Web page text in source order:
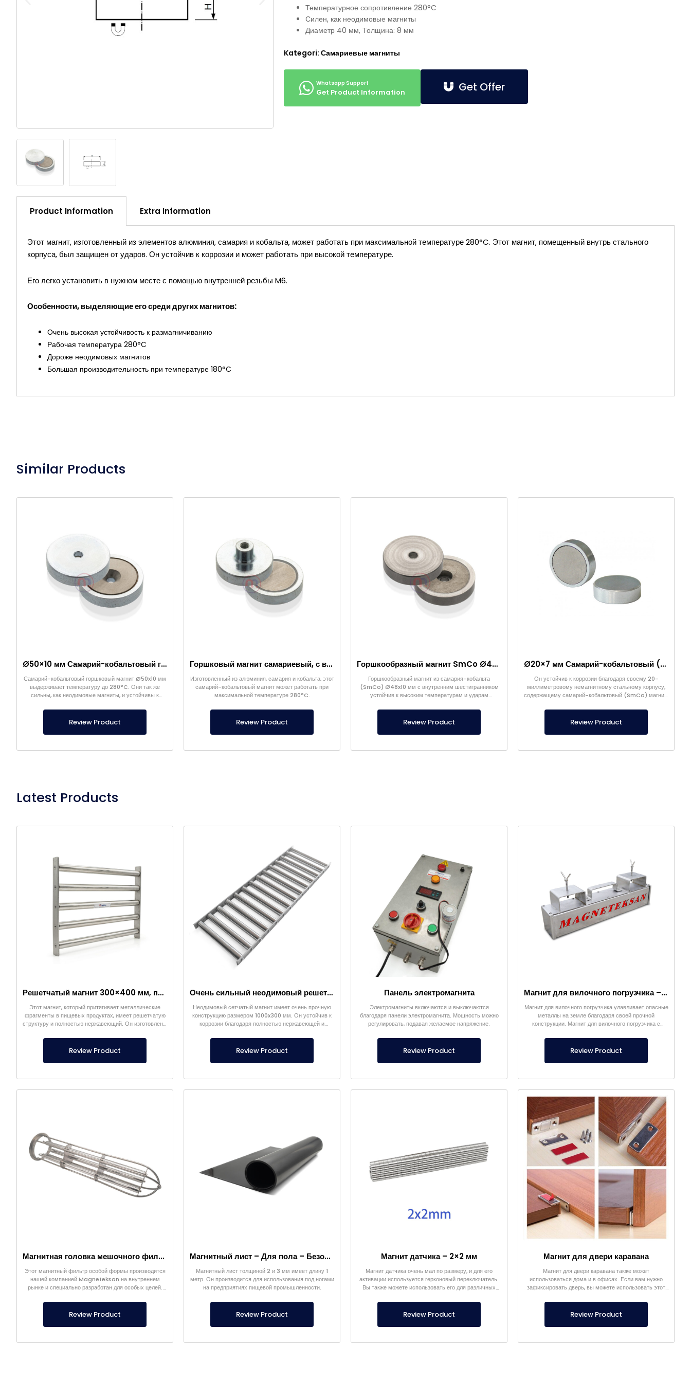
Температурное сопротивление 280°C
Силен, как неодимовые магниты
Диаметр 40 мм, Толщина: 8 мм
Kategori: Самариевые магниты
Get Product Information Get Offer
Product Information Extra Information
Этот магнит, изготовленный из элементов алюминия, самария и кобальта, может работать при максимальной температуре 280°C. Этот магнит, помещенный внутрь стального
корпуса, был защищен от ударов. Он устойчив к коррозии и может работать при высокой температуре.
Его легко установить в нужном месте с помощью внутренней резьбы M6.
Особенности, выделяющие его среди других магнитов:
Очень высокая устойчивость к размагничиванию
Рабочая температура 280°C
Дороже неодимовых магнитов
Большая производительность при температуре 180°C
Similar Products
Ø50×10 мм Самарий-кобальтовый горшковый магнит
Самарий-кобальтовый горшковый магнит Ø50x10 мм
выдерживает температуру до 280°C. Они так же
сильны, как неодимовые магниты, и устойчивы к
Review Product
Горшковый магнит самариевый, с внутренней резьбой, Ø40×10 мм
Изготовленный из алюминия, самария и кобальта, этот
самарий-кобальтовый магнит может работать при
максимальной температуре 280°C.
Review Product
Горшкообразный магнит SmCo Ø48×10 мм с внутренним шестигранником
Горшкообразный магнит из самария-кобальта
(SmCo) Ø48x10 мм с внутренним шестигранником
устойчив к высоким температурам и ударам
Review Product
Ø20×7 мм Самарий-кобальтовый (SmCo) магнит
Он устойчив к коррозии благодаря своему 20-
миллиметровому немагнитному стальному корпусу,
содержащему самарий-кобальтовый (SmCo) магнит.
280°C.
Review Product
Latest Products
Решетчатый магнит 300×400 мм, притягивающий металлы в пищевых продуктах
Этот магнит, который притягивает металлические
фрагменты в пищевых продуктах, имеет решетчатую
структуру и полностью нержавеющий. Он изготовлен в
Review Product
Очень сильный неодимовый решетчатый магнит 1000×300 мм
Неодимовый сетчатый магнит имеет очень прочную
конструкцию размером 1000x300 мм. Он устойчив к
коррозии благодаря полностью нержавеющей и
Review Product
Панель электромагнита
Электромагниты включаются и выключаются
благодаря панели электромагнита. Мощность можно
регулировать, подавая желаемое напряжение.
Review Product
Магнит для вилочного погрузчика – Полностью из нержавеющей стали – Эффективное расстояние 10 см – Легкое высвобождение с ручкой
Магнит для вилочного погрузчика улавливает опасные
металлы на земле благодаря своей прочной
конструкции. Магнит для вилочного погрузчика с
нашей собственной продукцией.
Review Product
Магнитная головка мешочного фильтра
Этот магнитный фильтр особой формы производится
нашей компанией Magneteksan на внутреннем
рынке и специально разработан для особых целей.
Review Product
Магнитный лист – Для пола – Безопасный для пищевых продуктов
Магнитный лист толщиной 2 и 3 мм имеет длину 1
метр. Он производится для использования под ногами
на предприятиях пищевой промышленности.
Review Product
Магнит датчика – 2×2 мм
Магнит датчика очень мал по размеру, и для его
активации используется герконовый переключатель.
Вы также можете использовать его для различных
Review Product
Магнит для двери каравана
Магнит для двери каравана также может
использоваться дома и в офисах. Если вам нужно
зафиксировать дверь, вы можете использовать этот
Review Product